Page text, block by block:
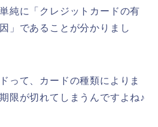
純に「クレジットカードの有
」であることが分かりまし
って、カードの種類によりま
限が切れてしまうんですよね♪